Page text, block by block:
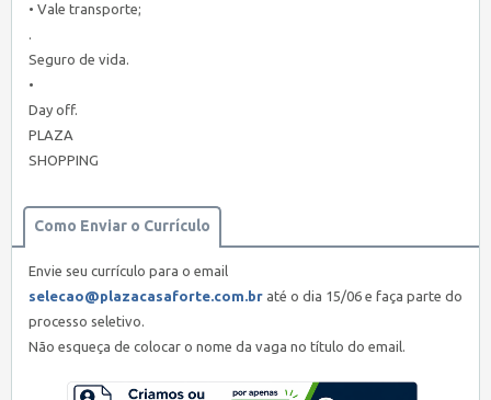
• Vale transporte;
.
Seguro de vida.
•
Day off.
PLAZA
SHOPPING
Como Enviar o Currículo
Envie seu currículo para o email
selecao@plazacasaforte.com.br até o dia 15/06 e faça parte do
processo seletivo.
Não esqueça de colocar o nome da vaga no título do email.